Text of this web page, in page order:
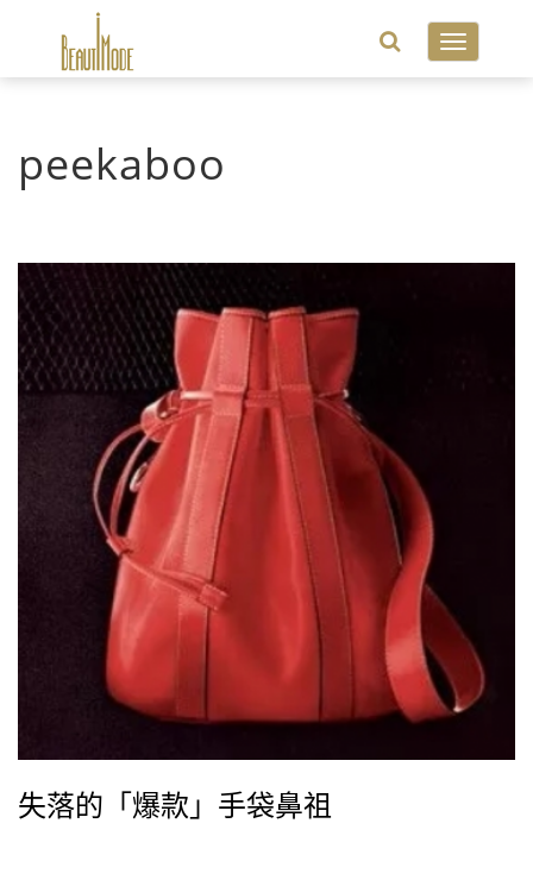
Toggle
peekaboo
失落的「爆款」手袋鼻祖